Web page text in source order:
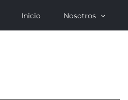
Inicio Nosotros